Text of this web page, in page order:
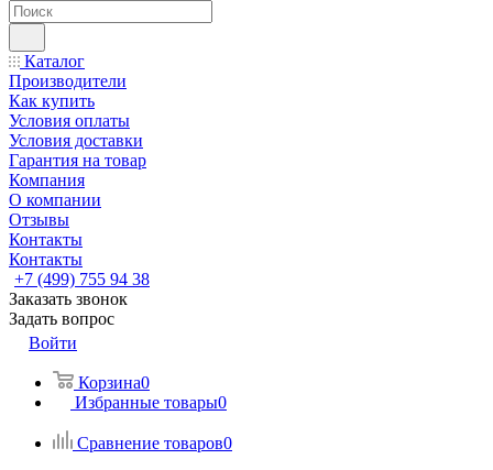
Каталог
Производители
Как купить
Условия оплаты
Условия доставки
Гарантия на товар
Компания
О компании
Отзывы
Контакты
Контакты
+7 (499) 755 94 38
Заказать звонок
Задать вопрос
Войти
Корзина0
Избранные товары0
Сравнение товаров0